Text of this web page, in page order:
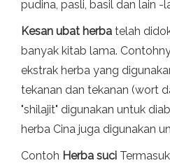
pudina, pasli, basil dan lain -
Kesan ubat herba telah
banyak kitab lama.
ekstrak herba yang
tekanan dan tekanan (wort
"shilajit" digunakan untuk
herba Cina juga digunakan
Contoh Herba suci